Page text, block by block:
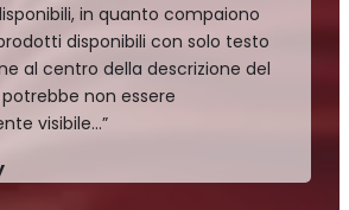
in quanto compaiono
disponibili con solo testo
al centro della descrizione del
non essere
visibile…”